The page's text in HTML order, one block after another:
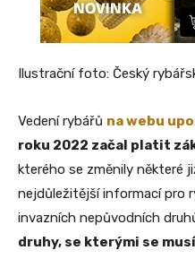
Ilustrační foto: Český
Vedení rybářů na webu
roku 2022 začal platit
kterého se změnily některé
nejdůležitější informací pro
invazních nepůvodních
druhy, se kterými se